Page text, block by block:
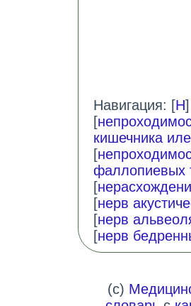
Навигация: [Н
[
кишечника
[
фаллопиевых
[
[нерв
[нерв
[нерв
(c)